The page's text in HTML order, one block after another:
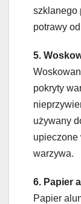
szklanego
potrawy
5.
pokryty
używany
upieczone
warzywa.
6. Papier
Papier